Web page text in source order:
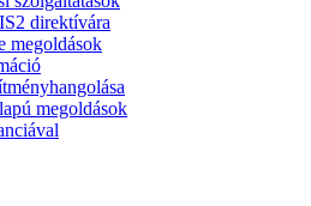
direktívára
megoldások
megoldások